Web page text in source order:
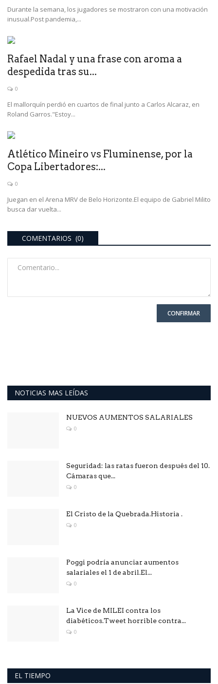
Durante la semana, los jugadores se mostraron con una motivación
inusual.Post pandemia,...
Rafael Nadal y una frase con aroma a
despedida tras su...
0
El mallorquín perdió en cuartos de final junto a Carlos Alcaraz, en
Roland Garros."Estoy...
Atlético Mineiro vs Fluminense, por la
Copa Libertadores:...
0
Juegan en el Arena MRV de Belo Horizonte.El equipo de Gabriel Milito
busca dar vuelta...
COMENTARIOS (0)
CONFIRMAR
NOTICIAS MAS LEÍDAS
NUEVOS AUMENTOS SALARIALES
0
Seguridad: las ratas fueron después del 10.
Cámaras que...
0
El Cristo de la Quebrada.Historia .
0
Poggi podría anunciar aumentos
salariales el 1 de abril.El...
0
La Vice de MILEI contra los
diabéticos.Tweet horrible contra...
0
EL TIEMPO